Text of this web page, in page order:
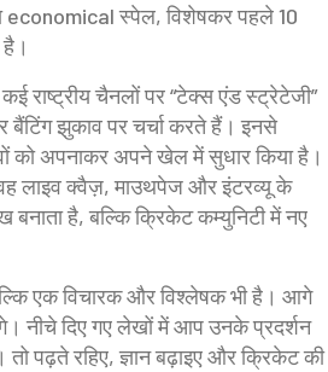
economical स्पेल, विशेषकर पहले 10
राष्ट्रीय चैनलों पर “टेक्स एंड स्ट्रेटेजी”
बैंटिंग झुकाव पर चर्चा करते हैं। इनसे
को अपनाकर अपने खेल में सुधार किया है।
लाइव क्वैज़, माउथपेज और इंटरव्यू के
है, बल्कि क्रिकेट कम्युनिटी में नए
एक विचारक और विश्लेषक भी है। आगे
नीचे दिए गए लेखों में आप उनके प्रदर्शन
पढ़ते रहिए, ज्ञान बढ़ाइए और क्रिकेट की